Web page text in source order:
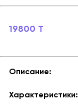
19800 T
Описание:
Характеристики: